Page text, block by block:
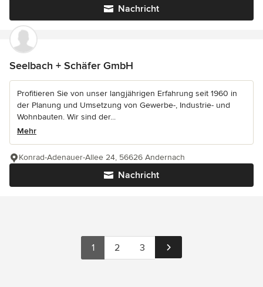
Nachricht
Seelbach + Schäfer GmbH
Profitieren Sie von unser langjährigen Erfahrung seit 1960 in
der Planung und Umsetzung von Gewerbe-, Industrie- und
Wohnbauten. Wir sind der...
Mehr
Nachricht
Konrad-Adenauer-Allee 24, 56626 Andernach
1 2 3